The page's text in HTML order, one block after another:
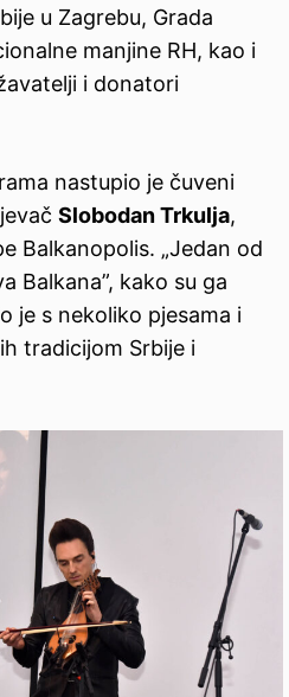
u Zagrebu, Grada
manjine RH, kao i
i donatori
nastupio je čuveni
Slobodan Trkulja,
Balkanopolis. „Jedan od
Balkana”, kako su ga
je s nekoliko pjesama i
tradicijom Srbije i